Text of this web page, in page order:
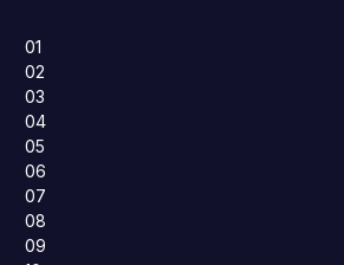
01
02
03
04
05
06
07
08
09